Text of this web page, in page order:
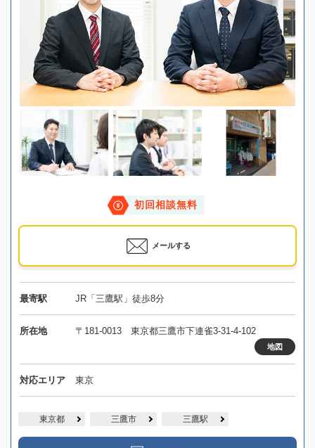
初回相談無料
メールする
最寄駅 JR「三鷹駅」徒歩8分
所在地 〒181-0013 東京都三鷹市下連雀3-31-4-102
地図
対応エリア 東京
東京都 三鷹市 三鷹駅